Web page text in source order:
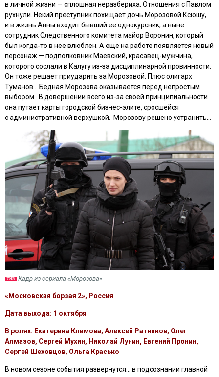
в личной жизни — сплошная неразбериха. Отношения с Павлом
рухнули. Некий преступник похищает дочь Морозовой Ксюшу,
и в жизнь Анны входит бывший ее однокурсник, а ныне
сотрудник Следственного комитета майор Воронин, который
был когда-то в нее влюблен. А еще на работе появляется новый
персонаж — подполковник Маевский, красавец-мужчина,
которого сослали в Калугу из-за дисциплинарной провинности.
Он тоже решает приударить за Морозовой. Плюс олигарх
Туманов… Бедная Морозова оказывается перед непростым
выбором. В довершении всего из-за своей принципиальности
она путает карты городской бизнес-элите, сросшейся
с административной верхушкой. Морозову решено устранить…
Кадр из сериала «Морозова»
«Московская борзая 2», Россия
Дата выхода: 1 октября
В ролях: Екатерина Климова, Алексей Ратников, Олег
Алмазов, Сергей Мухин, Николай Лунин, Евгений Пронин,
Сергей Шеховцов, Ольга Красько
В новом сезоне события развернутся… в подсознании главной